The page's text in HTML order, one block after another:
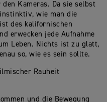
Kameras. Da sie selbst
wie man die
des kalifornischen
erwecken jede Aufnahme
Leben. Nichts ist zu glatt,
so, wie es sein sollte.
Rauheit
und die Bewegung